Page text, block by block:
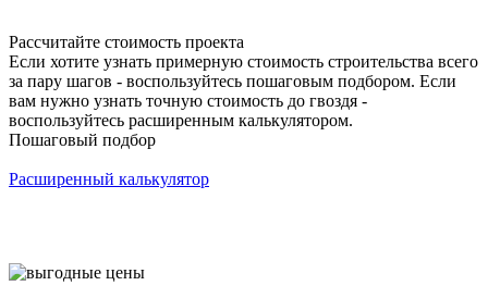
Рассчитайте стоимость проекта
Если хотите узнать примерную стоимость строительства всего
за пару шагов - воспользуйтесь пошаговым подбором. Если
вам нужно узнать точную стоимость до гвоздя -
воспользуйтесь расширенным калькулятором.
Пошаговый подбор
Расширенный калькулятор